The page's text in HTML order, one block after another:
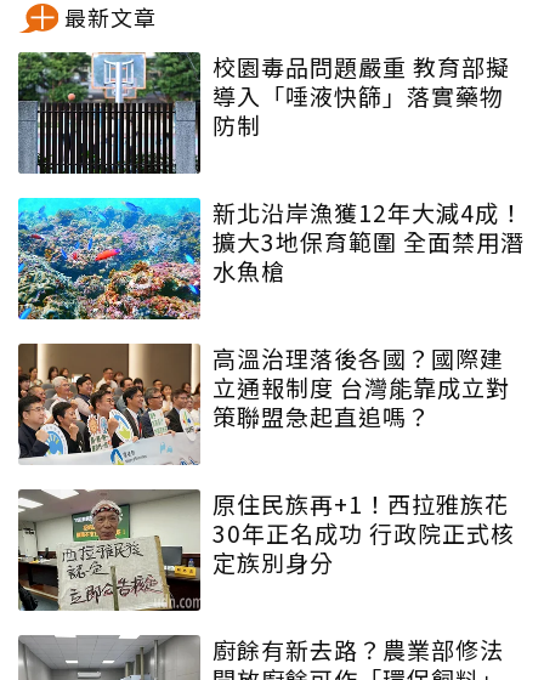
最新文章
校園毒品問題嚴重 教育部擬
導入「唾液快篩」落實藥物
防制
新北沿岸漁獲12年大減4成！
擴大3地保育範圍 全面禁用潛
水魚槍
高溫治理落後各國？國際建
立通報制度 台灣能靠成立對
策聯盟急起直追嗎？
原住民族再+1！西拉雅族花
30年正名成功 行政院正式核
定族別身分
廚餘有新去路？農業部修法